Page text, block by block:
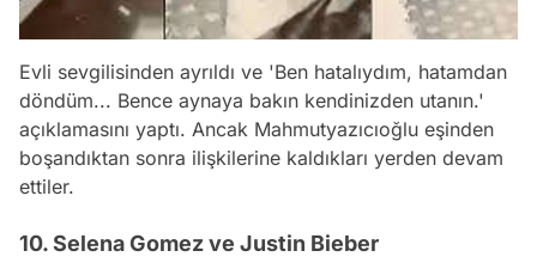
Evli sevgilisinden ayrıldı ve 'Ben hatalıydım, hatamdan
döndüm... Bence aynaya bakın kendinizden utanın.'
açıklamasını yaptı. Ancak Mahmutyazıcıoğlu eşinden
boşandıktan sonra ilişkilerine kaldıkları yerden devam
ettiler.
10. Selena Gomez ve Justin Bieber